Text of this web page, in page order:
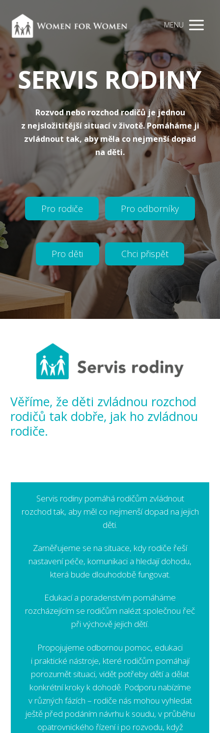
MENU
SERVIS RODINY
Rozvod nebo rozchod rodičů je jednou
z nejsložititější situací v životě. Pomáháme ji
zvládnout tak, aby měla co nejmenší dopad
na děti.
Pro rodiče Pro odborníky
Pro děti Chci přispět
Věříme, že děti zvládnou rozchod
rodičů tak dobře, jak ho zvládnou
rodiče.
Servis rodiny pomáhá rodičům zvládnout
rozchod tak, aby měl co nejmenší dopad na jejich
děti.
Zaměřujeme se na situace, kdy rodiče řeší
nastavení péče, komunikaci a hledají dohodu,
která bude dlouhodobě fungovat.
Edukací a poradenstvím pomáháme
rozcházejícím se rodičům nalézt společnou řeč
při výchově jejich dětí.
Propojujeme odbornou pomoc, edukaci
i praktické nástroje, které rodičům pomáhají
porozumět situaci, vidět potřeby dětí a dělat
konkrétní kroky k dohodě. Podporu nabízíme
v různých fázích – rodiče nás mohou vyhledat
ještě před podáním návrhu k soudu, v průběhu
opatrovnického řízení i po rozvodu, když